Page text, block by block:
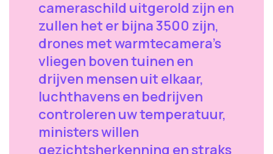
cameraschild uitgerold zijn en
zullen het er bijna 3500 zijn,
drones met warmtecamera's
vliegen boven tuinen en
drijven mensen uit elkaar,
luchthavens en bedrijven
controleren uw temperatuur,
ministers willen
gezichtsherkenning en straks